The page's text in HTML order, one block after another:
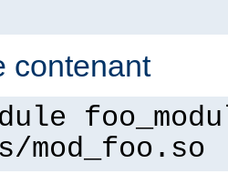
contenant
mod_foo.so